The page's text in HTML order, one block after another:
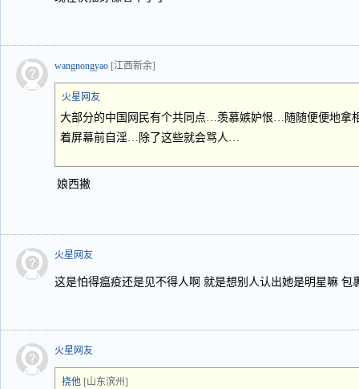
wangnongyao [江西新余]
火星网友
大部分的中国网民有个共同点…羡慕嫉妒恨…随随便便地
着屏幕前自淫…除了这些就会骂人…
娘西撇
火星网友
这是怕得瘟疫还是见不得人啊 就是想别人认出她是明星嘛 包
火星网友
挠他 [山东滨州]